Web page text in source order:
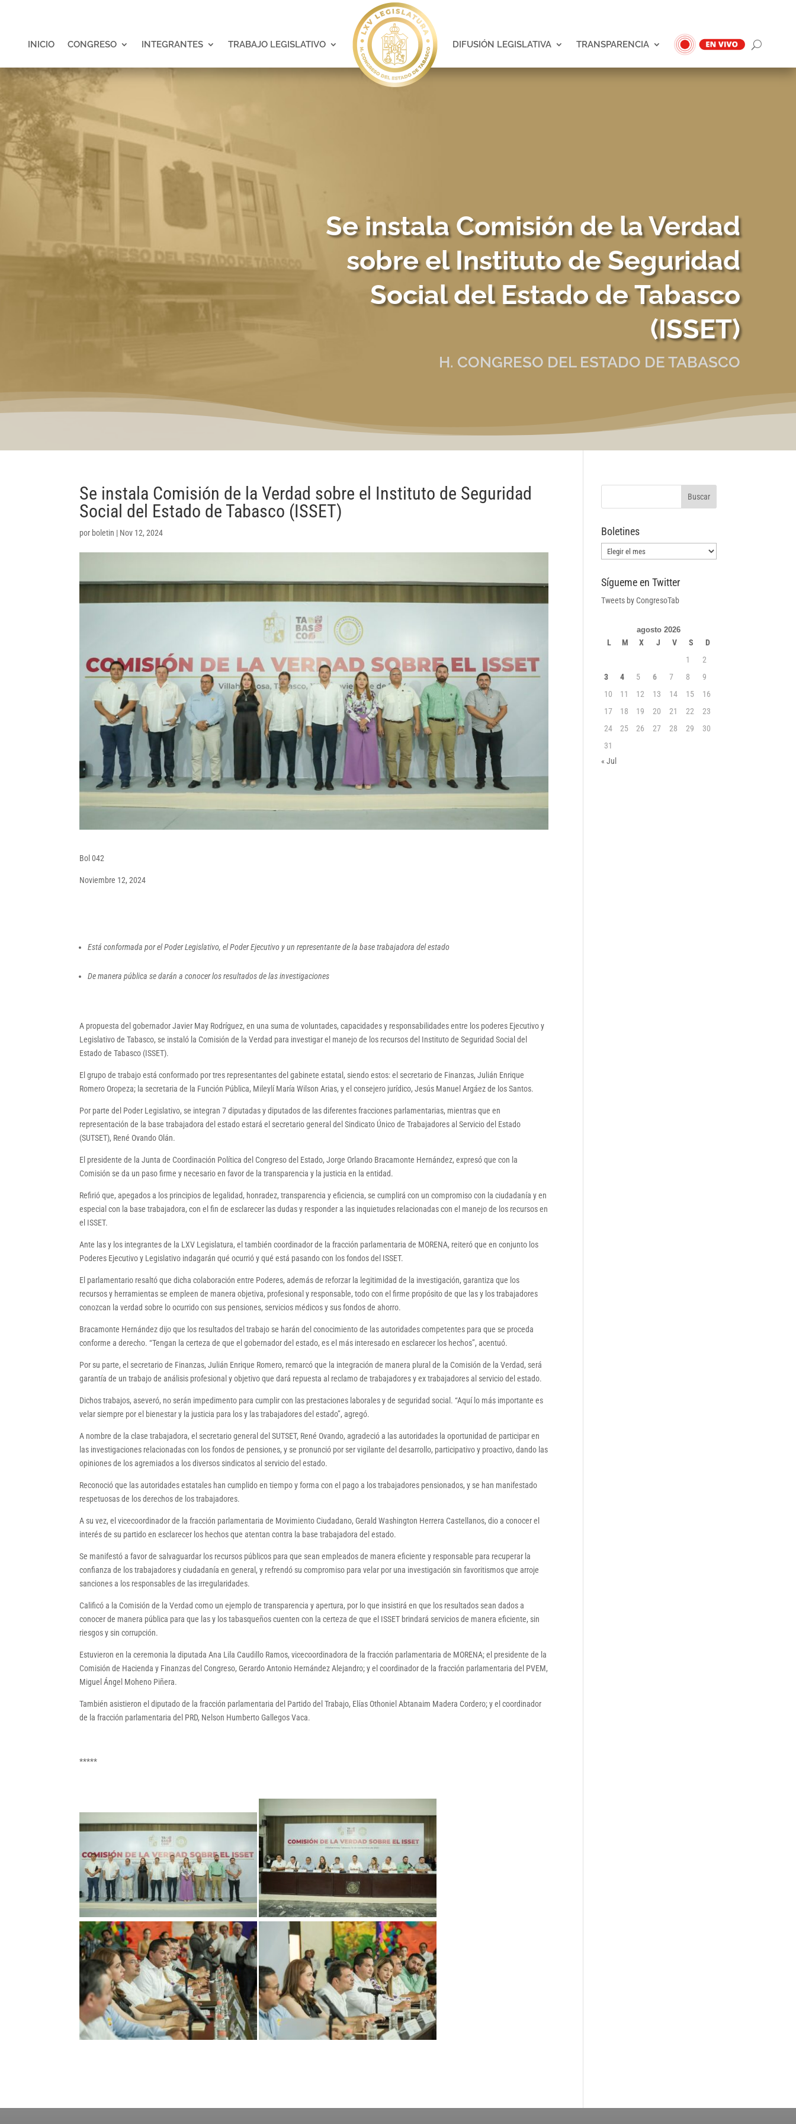
INICIO CONGRESO INTEGRANTES TRABAJO LEGISLATIVO DIFUSIÓN LEGISLATIVA TRANSPARENCIA
Se instala Comisión de la Verdad
sobre el Instituto de Seguridad
Social del Estado de Tabasco
(ISSET)
H. CONGRESO DEL ESTADO DE TABASCO
Se instala Comisión de la Verdad sobre el Instituto de Seguridad
Social del Estado de Tabasco (ISSET)
por boletin | Nov 12, 2024
Bol 042
Noviembre 12, 2024
Está conformada por el Poder Legislativo, el Poder Ejecutivo y un representante de la base trabajadora del estado
De manera pública se darán a conocer los resultados de las investigaciones
A propuesta del gobernador Javier May Rodríguez, en una suma de voluntades, capacidades y responsabilidades entre los poderes Ejecutivo y
Legislativo de Tabasco, se instaló la Comisión de la Verdad para investigar el manejo de los recursos del Instituto de Seguridad Social del
Estado de Tabasco (ISSET).
El grupo de trabajo está conformado por tres representantes del gabinete estatal, siendo estos: el secretario de Finanzas, Julián Enrique
Romero Oropeza; la secretaria de la Función Pública, Mileylí María Wilson Arias, y el consejero jurídico, Jesús Manuel Argáez de los Santos.
Por parte del Poder Legislativo, se integran 7 diputadas y diputados de las diferentes fracciones parlamentarias, mientras que en
representación de la base trabajadora del estado estará el secretario general del Sindicato Único de Trabajadores al Servicio del Estado
(SUTSET), René Ovando Olán.
El presidente de la Junta de Coordinación Política del Congreso del Estado, Jorge Orlando Bracamonte Hernández, expresó que con la
Comisión se da un paso firme y necesario en favor de la transparencia y la justicia en la entidad.
Refirió que, apegados a los principios de legalidad, honradez, transparencia y eficiencia, se cumplirá con un compromiso con la ciudadanía y en
especial con la base trabajadora, con el fin de esclarecer las dudas y responder a las inquietudes relacionadas con el manejo de los recursos en
el ISSET.
Ante las y los integrantes de la LXV Legislatura, el también coordinador de la fracción parlamentaria de MORENA, reiteró que en conjunto los
Poderes Ejecutivo y Legislativo indagarán qué ocurrió y qué está pasando con los fondos del ISSET.
El parlamentario resaltó que dicha colaboración entre Poderes, además de reforzar la legitimidad de la investigación, garantiza que los
recursos y herramientas se empleen de manera objetiva, profesional y responsable, todo con el firme propósito de que las y los trabajadores
conozcan la verdad sobre lo ocurrido con sus pensiones, servicios médicos y sus fondos de ahorro.
Bracamonte Hernández dijo que los resultados del trabajo se harán del conocimiento de las autoridades competentes para que se proceda
conforme a derecho. “Tengan la certeza de que el gobernador del estado, es el más interesado en esclarecer los hechos”, acentuó.
Por su parte, el secretario de Finanzas, Julián Enrique Romero, remarcó que la integración de manera plural de la Comisión de la Verdad, será
garantía de un trabajo de análisis profesional y objetivo que dará repuesta al reclamo de trabajadores y ex trabajadores al servicio del estado.
Dichos trabajos, aseveró, no serán impedimento para cumplir con las prestaciones laborales y de seguridad social. “Aquí lo más importante es
velar siempre por el bienestar y la justicia para los y las trabajadores del estado”, agregó.
A nombre de la clase trabajadora, el secretario general del SUTSET, René Ovando, agradeció a las autoridades la oportunidad de participar en
las investigaciones relacionadas con los fondos de pensiones, y se pronunció por ser vigilante del desarrollo, participativo y proactivo, dando las
opiniones de los agremiados a los diversos sindicatos al servicio del estado.
Reconoció que las autoridades estatales han cumplido en tiempo y forma con el pago a los trabajadores pensionados, y se han manifestado
respetuosas de los derechos de los trabajadores.
A su vez, el vicecoordinador de la fracción parlamentaria de Movimiento Ciudadano, Gerald Washington Herrera Castellanos, dio a conocer el
interés de su partido en esclarecer los hechos que atentan contra la base trabajadora del estado.
Se manifestó a favor de salvaguardar los recursos públicos para que sean empleados de manera eficiente y responsable para recuperar la
confianza de los trabajadores y ciudadanía en general, y refrendó su compromiso para velar por una investigación sin favoritismos que arroje
sanciones a los responsables de las irregularidades.
Calificó a la Comisión de la Verdad como un ejemplo de transparencia y apertura, por lo que insistirá en que los resultados sean dados a
conocer de manera pública para que las y los tabasqueños cuenten con la certeza de que el ISSET brindará servicios de manera eficiente, sin
riesgos y sin corrupción.
Estuvieron en la ceremonia la diputada Ana Lila Caudillo Ramos, vicecoordinadora de la fracción parlamentaria de MORENA; el presidente de la
Comisión de Hacienda y Finanzas del Congreso, Gerardo Antonio Hernández Alejandro; y el coordinador de la fracción parlamentaria del PVEM,
Miguel Ángel Moheno Piñera.
También asistieron el diputado de la fracción parlamentaria del Partido del Trabajo, Elías Othoniel Abtanaim Madera Cordero; y el coordinador
de la fracción parlamentaria del PRD, Nelson Humberto Gallegos Vaca.
*****
Boletines
Boletines
Sígueme en Twitter
Tweets by CongresoTab
agosto 2026
L M X J V S
D
1
2
3
4 5 6 7 8
9
10
11 12 13 14 15
16
17
18 19 20 21 22
23
24
25 26 27 28 29
30
31
« Jul